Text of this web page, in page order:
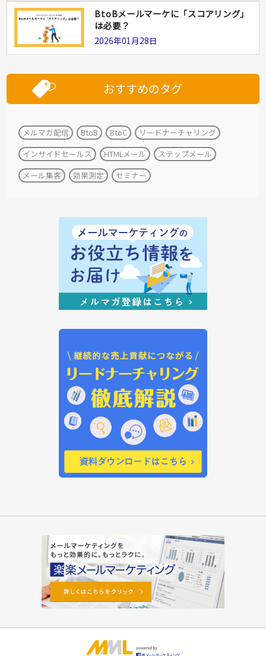
BtoBメールマーケに「スコアリング」
は必要？
2026年01月28日
おすすめのタグ
メルマガ配信 BtoB BtoC
リードナーチャリング
インサイドセールス
HTMLメール
ステップメール
メール集客
効果測定 セミナー